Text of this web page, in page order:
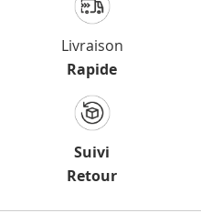
Livraison
Rapide
Suivi
Retour